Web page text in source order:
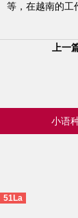
等，在越南的工
上一
小语
51La